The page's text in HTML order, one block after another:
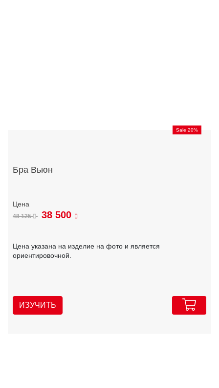
Sale 20%
Бра Вьюн
48 125 38 500
Цена указана на изделие на фото и является
ориентировочной.
ИЗУЧИТЬ